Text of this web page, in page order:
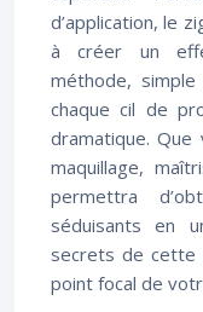
d’application, le
à créer un
méthode,
chaque cil de
dramatique.
maquillage,
permettra
séduisants en
secrets de cette
point focal de